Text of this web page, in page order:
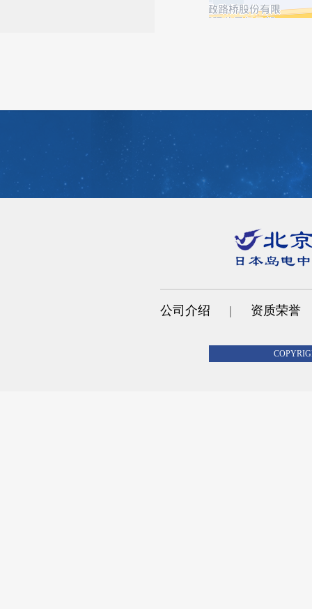
公司介绍 | 资质荣誉